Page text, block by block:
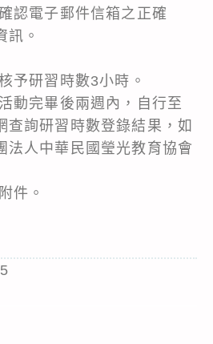
認電子郵件信箱之正確
訊。
予研習時數3小時。
動完畢後兩週內，自行至
查詢研習時數登錄結果，如
法人中華民國瑩光教育協會
件。